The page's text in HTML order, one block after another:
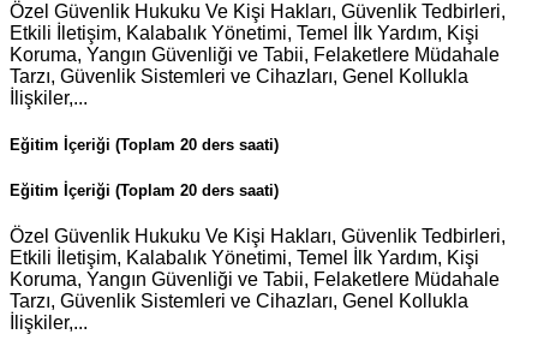
Özel Güvenlik Hukuku Ve Kişi Hakları, Güvenlik Tedbirleri,
Etkili İletişim, Kalabalık Yönetimi, Temel İlk Yardım, Kişi
Koruma, Yangın Güvenliği ve Tabii, Felaketlere Müdahale
Tarzı, Güvenlik Sistemleri ve Cihazları, Genel Kollukla
İlişkiler,...
Eğitim İçeriği (Toplam 20 ders saati)
Eğitim İçeriği (Toplam 20 ders saati)
Özel Güvenlik Hukuku Ve Kişi Hakları, Güvenlik Tedbirleri,
Etkili İletişim, Kalabalık Yönetimi, Temel İlk Yardım, Kişi
Koruma, Yangın Güvenliği ve Tabii, Felaketlere Müdahale
Tarzı, Güvenlik Sistemleri ve Cihazları, Genel Kollukla
İlişkiler,...